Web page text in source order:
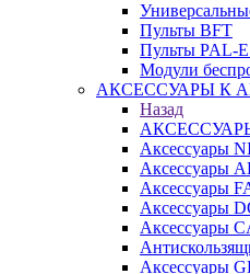
Пульты BFT
Пульты PAL-
Модули
АКСЕССУАРЫ К
Назад
Аксессуары
Аксессуары
Аксессуары
Аксессуары
Аксессуары
Аксессуары